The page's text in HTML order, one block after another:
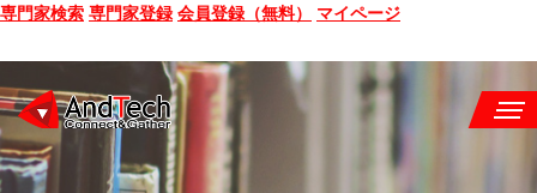
専門家検索 専門家登録 会員登録（無料） マイページ
SEMINAR